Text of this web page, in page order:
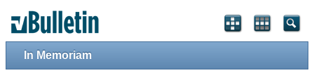
In Memoriam